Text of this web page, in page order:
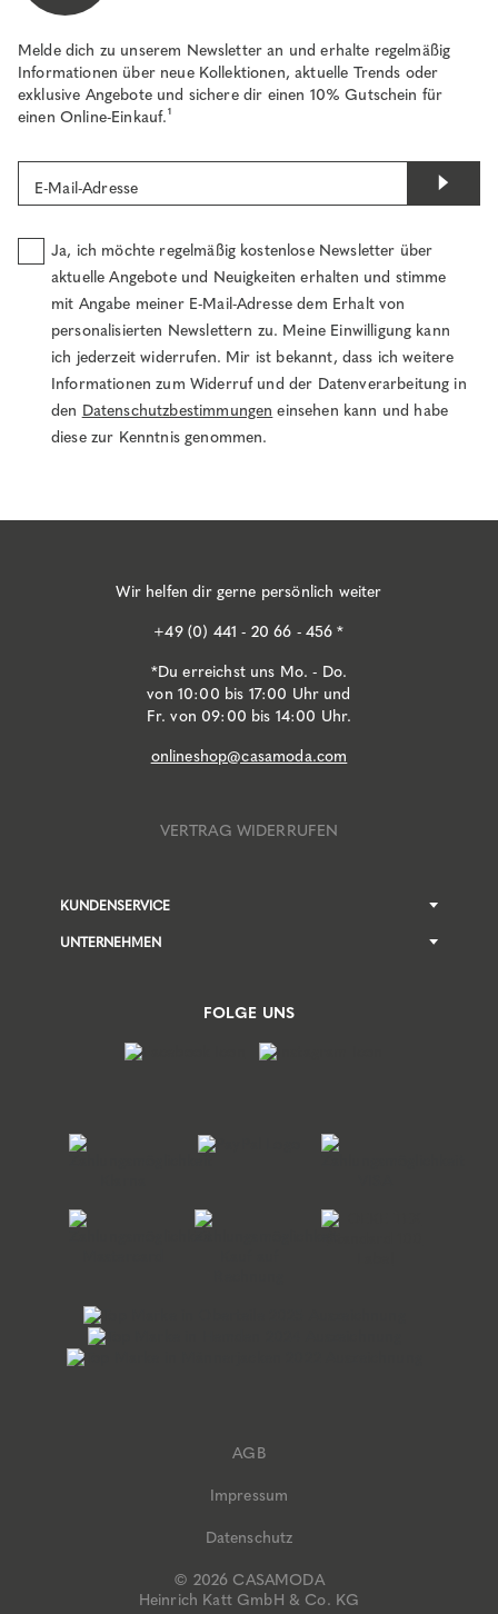
Melde dich zu unserem Newsletter an und erhalte regelmäßig
Informationen über neue Kollektionen, aktuelle Trends oder
exklusive Angebote und sichere dir einen 10% Gutschein für
einen Online-Einkauf.¹
E-Mail-Adresse
Ja, ich möchte regelmäßig kostenlose Newsletter über
aktuelle Angebote und Neuigkeiten erhalten und stimme
mit Angabe meiner E-Mail-Adresse dem Erhalt von
personalisierten Newslettern zu. Meine Einwilligung kann
ich jederzeit widerrufen. Mir ist bekannt, dass ich weitere
Informationen zum Widerruf und der Datenverarbeitung in
den Datenschutzbestimmungen einsehen kann und habe
diese zur Kenntnis genommen.
Wir helfen dir gerne persönlich weiter
+49 (0) 441 - 20 66 - 456 *
*Du erreichst uns Mo. - Do.
von 10:00 bis 17:00 Uhr und
Fr. von 09:00 bis 14:00 Uhr.
onlineshop@casamoda.com
VERTRAG WIDERRUFEN
KUNDENSERVICE
UNTERNEHMEN
FOLGE UNS
© 2026 CASAMODA
Heinrich Katt GmbH & Co. KG
AGB
Impressum
Datenschutz